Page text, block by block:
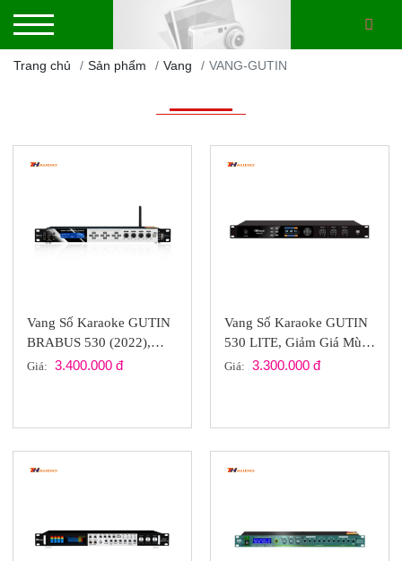
Trang chủ Sản phẩm Vang VANG-GUTIN
Vang Số Karaoke GUTIN
BRABUS 530 (2022),
BLUETOOTH Chính
Giá: 3.400.000 đ
Vang Số Karaoke GUTIN
530 LITE, Giảm Giá Mùa
Hè
Giá: 3.300.000 đ